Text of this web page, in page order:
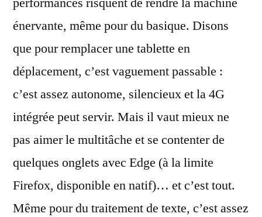
énervante, même pour du basique. Disons
que pour remplacer une tablette en
déplacement, c’est vaguement passable :
c’est assez autonome, silencieux et la 4G
intégrée peut servir. Mais il vaut mieux ne
pas aimer le multitâche et se contenter de
quelques onglets avec Edge (à la limite
Firefox, disponible en natif)… et c’est tout.
Même pour du traitement de texte, c’est assez